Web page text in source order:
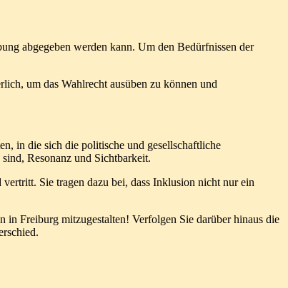
abgegeben werden kann. Um den Bedürfnissen der
um das Wahlrecht ausüben zu können und
in die sich die politische und gesellschaftliche
Resonanz und Sichtbarkeit.
Sie tragen dazu bei, dass Inklusion nicht nur ein
Freiburg mitzugestalten! Verfolgen Sie darüber hinaus die